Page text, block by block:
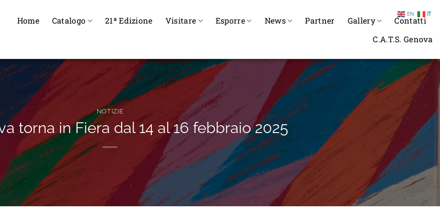
Home Catalogo 21ª Edizione Visitare Esporre News Partner Gallery
Contatti
C.A.T.S. Genova
NOTIZIE
torna in Fiera dal 14 al 16 febbraio 2025
EN IT